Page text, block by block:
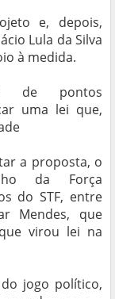
e, depois,
Lula da Silva
à medida.
de pontos
uma lei que,
a proposta, o
da Força
do STF, entre
Mendes, que
virou lei na
jogo político,